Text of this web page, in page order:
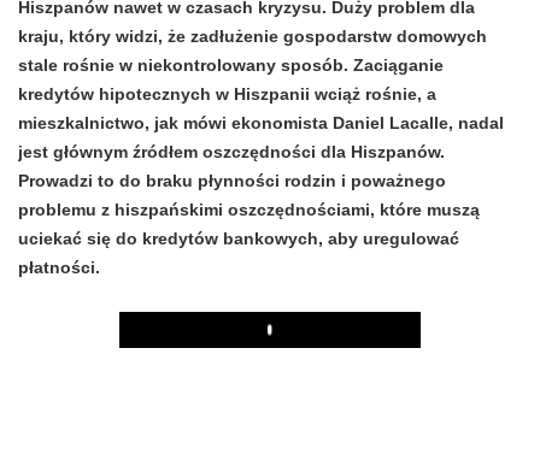
Hiszpanów nawet w czasach kryzysu. Duży problem dla
kraju, który widzi, że zadłużenie gospodarstw domowych
stale rośnie w niekontrolowany sposób. Zaciąganie
kredytów hipotecznych w Hiszpanii wciąż rośnie, a
mieszkalnictwo, jak mówi ekonomista Daniel Lacalle, nadal
jest głównym źródłem oszczędności dla Hiszpanów.
Prowadzi to do braku płynności rodzin i poważnego
problemu z hiszpańskimi oszczędnościami, które muszą
uciekać się do kredytów bankowych, aby uregulować
płatności.
Play